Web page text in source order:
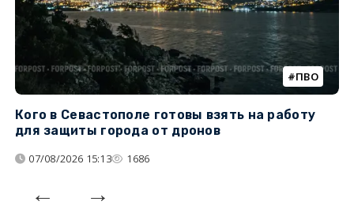
ПВО
Кого в Севастополе готовы взять на работу
для защиты города от дронов
07/08/2026 15:13 1686